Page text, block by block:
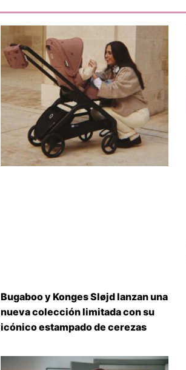
Bugaboo y Konges Sløjd lanzan una
nueva colección limitada con su
icónico estampado de cerezas